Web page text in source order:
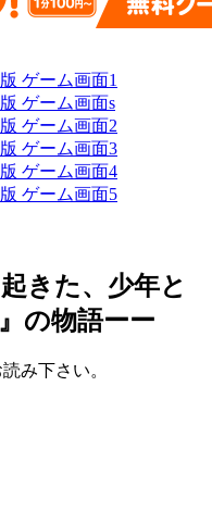
きた、少年と
の物語ーー
み下さい。